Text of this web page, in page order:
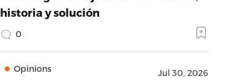
historia y solución
0
Opinions Jul 30, 2026